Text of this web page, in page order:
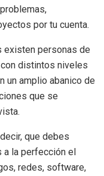
por tu cuenta.
existen personas de
distintos niveles
un amplio abanico de
que se
que debes
a la perfección el
redes, software,